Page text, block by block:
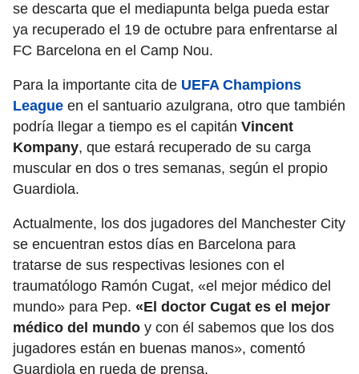
se descarta que el mediapunta belga pueda estar
ya recuperado el 19 de octubre para enfrentarse al
FC Barcelona en el Camp Nou.
Para la importante cita de UEFA Champions
League en el santuario azulgrana, otro que también
podría llegar a tiempo es el capitán Vincent
Kompany, que estará recuperado de su carga
muscular en dos o tres semanas, según el propio
Guardiola.
Actualmente, los dos jugadores del Manchester City
se encuentran estos días en Barcelona para
tratarse de sus respectivas lesiones con el
traumatólogo Ramón Cugat, «el mejor médico del
mundo» para Pep. «El doctor Cugat es el mejor
médico del mundo y con él sabemos que los dos
jugadores están en buenas manos», comentó
Guardiola en rueda de prensa.